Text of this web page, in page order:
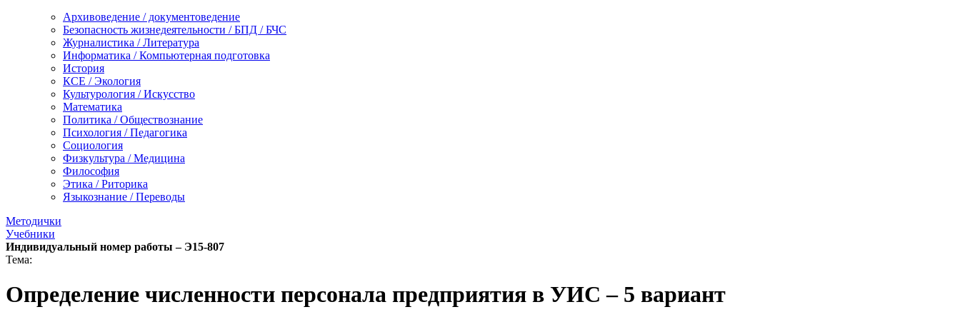
Архивоведение / документоведение
Безопасность жизнедеятельности / БПД / БЧС
Журналистика / Литература
Информатика / Компьютерная подготовка
История
КСЕ / Экология
Культурология / Искусство
Математика
Политика / Обществознание
Психология / Педагогика
Социология
Физкультура / Медицина
Философия
Этика / Риторика
Языкознание / Переводы
Методички
Учебники
Индивидуальный номер работы – Э15-807
Тема:
Определение численности персонала предприятия в УИС – 5 вариант